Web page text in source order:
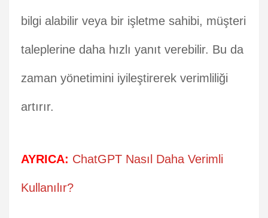
bilgi alabilir veya bir işletme sahibi, müşteri
taleplerine daha hızlı yanıt verebilir. Bu da
zaman yönetimini iyileştirerek verimliliği
artırır.
AYRICA: ChatGPT Nasıl Daha Verimli
Kullanılır?